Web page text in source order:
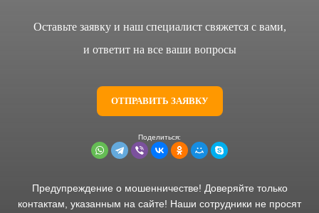
Оставьте заявку и наш специалист свяжется с вами,
и ответит на все ваши вопросы
ОТПРАВИТЬ ЗАЯВКУ
Предупреждение о мошенничестве! Доверяйте только
контактам, указанным на сайте! Наши сотрудники не просят